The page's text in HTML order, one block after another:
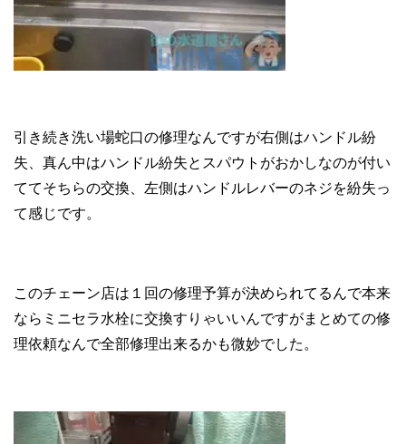
引き続き洗い場蛇口の修理なんですが右側はハンドル紛
失、真ん中はハンドル紛失とスパウトがおかしなのが付い
ててそちらの交換、左側はハンドルレバーのネジを紛失っ
て感じです。
このチェーン店は１回の修理予算が決められてるんで本来
ならミニセラ水栓に交換すりゃいいんですがまとめての修
理依頼なんで全部修理出来るかも微妙でした。